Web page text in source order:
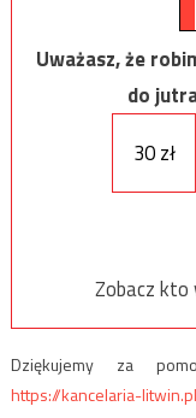
Uważasz, że
do
30 zł
Zobacz kto
Dziękujemy za
https://kancelaria-litwin.pl